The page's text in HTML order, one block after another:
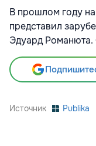
В прошлом году
представил
Эдуард
Источник Publika